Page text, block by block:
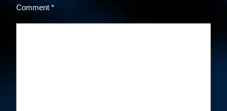
Comment *